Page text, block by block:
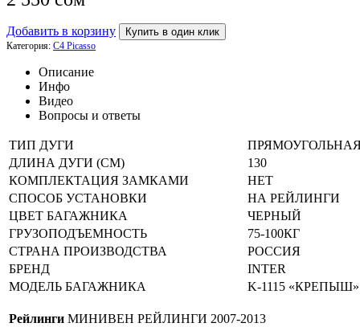
Добавить в корзину Купить в один клик
Категория: C4 Picasso
Описание
Инфо
Видео
Вопросы и ответы
ТИП ДУГИ
ДЛИНА ДУГИ (СМ)
130
КОМПЛЕКТАЦИЯ ЗАМКАМИ
НЕТ
СПОСОБ УСТАНОВКИ
НА РЕЙЛИНГИ
ЦВЕТ БАГАЖНИКА
ЧЕРНЫЙ
ГРУЗОПОДЪЕМНОСТЬ
75-100КГ
СТРАНА ПРОИЗВОДСТВА
РОССИЯ
БРЕНД
INTER
МОДЕЛЬ БАГАЖНИКА
K-1115 «КРЕПЫШ»
Рейлинги МИНИВЕН РЕЙЛИНГИ 2007-2013